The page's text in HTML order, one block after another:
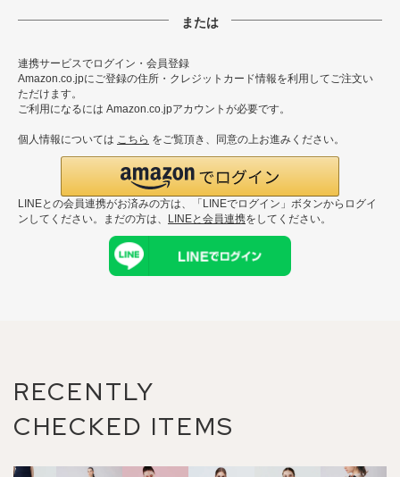
連携サービスでログイン・会員登録
Amazon.co.jpにご登録の住所・クレジットカード情報を利用してご注文い
ただけます。
ご利用になるには Amazon.co.jpアカウントが必要です。
個人情報については こちら をご覧頂き、同意の上お進みください。
LINEとの会員連携がお済みの方は、「LINEでログイン」ボタンからログイ
ンしてください。まだの方は、
LINEと会員連携をしてください。
RECENTLY
CHECKED ITEMS